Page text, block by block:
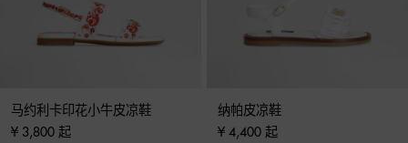
马约利卡印花小牛皮凉鞋
¥ 3,800 起
纳帕皮凉鞋
¥ 4,400 起